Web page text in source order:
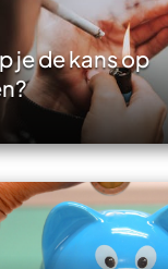
je de kans op